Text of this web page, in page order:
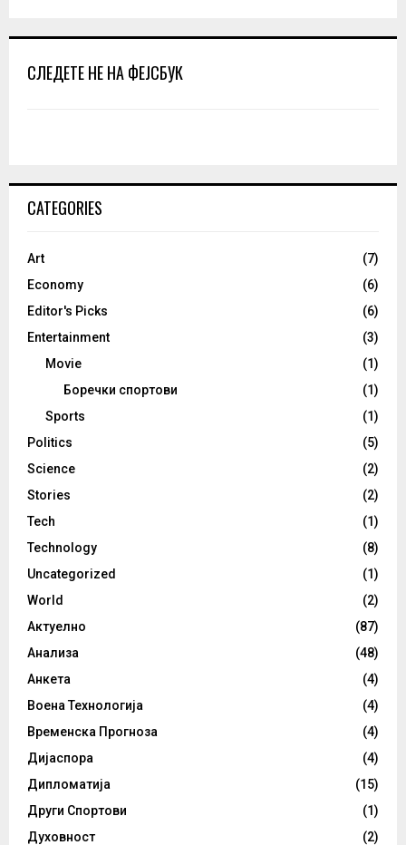
СЛЕДЕТЕ НЕ НА ФЕЈСБУК
CATEGORIES
Art
(7)
Economy
(6)
Editor's Picks
(6)
Entertainment
(3)
Movie
(1)
Боречки спортови
(1)
Sports
(1)
Politics
(5)
Science
(2)
Stories
(2)
Tech
(1)
Technology
(8)
Uncategorized
(1)
World
(2)
Актуелно
(87)
Анализа
(48)
Анкета
(4)
Воена Технологија
(4)
Временска Прогноза
(4)
Дијаспора
(4)
Дипломатија
(15)
Други Спортови
(1)
Духовност
(2)